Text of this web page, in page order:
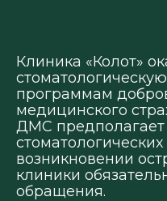
Клиника «Колот»
программам
медицинского
ДМС
возникновении
клиники
обращения.